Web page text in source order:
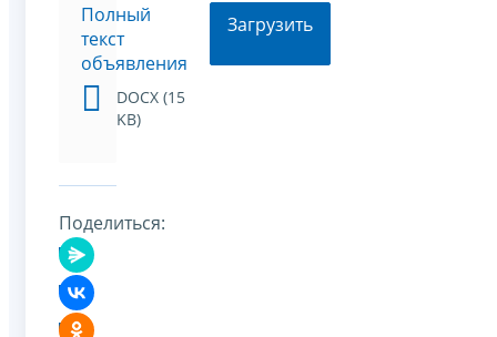
Полный
текст
объявления
DOCX (15
KB)
Загрузить
Поделиться: